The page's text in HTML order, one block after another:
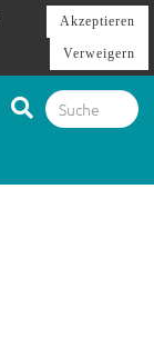
Akzeptieren
Verweigern